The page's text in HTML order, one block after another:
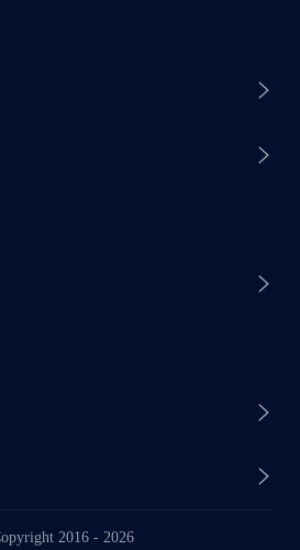
2016 - 2026